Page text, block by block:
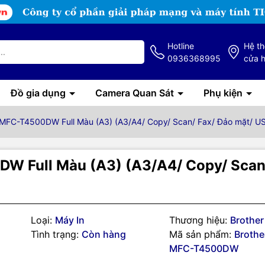
Hotline
0936368995
Hệ
cửa
Đồ gia dụng Camera Quan Sát Phụ kiện
T4500DW Full Màu (A3) (A3/A4/ Copy/ Scan/ Fax/ Đảo mặt/
Full Màu (A3) (A3/A4/ Copy/
Loại: Máy In Thương hiệu: Brother
Tình trạng: Còn hàng Mã sản phẩm:
MFC-T4500DW